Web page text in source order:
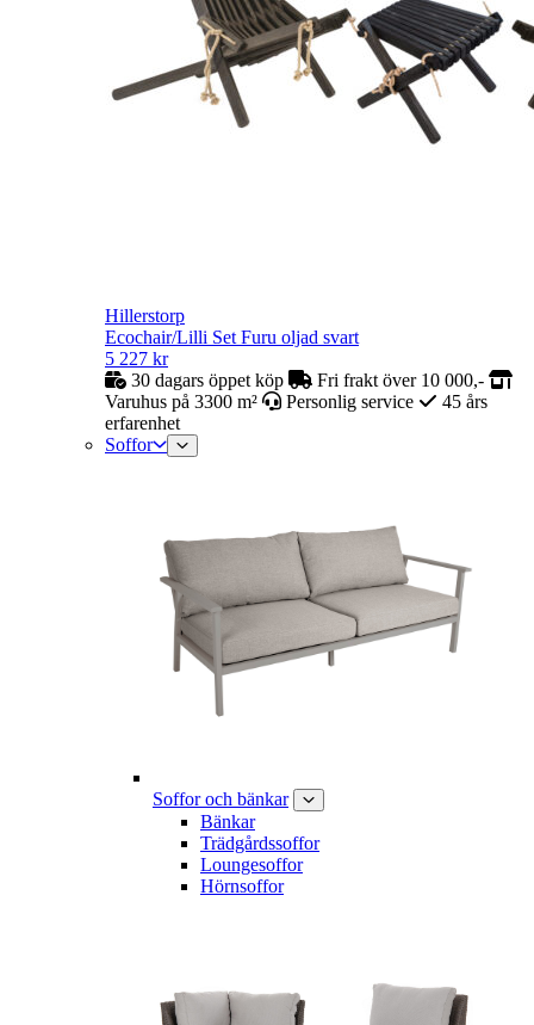
Hillerstorp
Ecochair/Lilli Set Furu oljad svart
5 227 kr
30 dagars öppet köp
Fri frakt över 10 000,-
Varuhus på 3300 m²
Personlig service
45 års
erfarenhet
Soffor
Soffor och bänkar
Bänkar
Trädgårdssoffor
Loungesoffor
Hörnsoffor